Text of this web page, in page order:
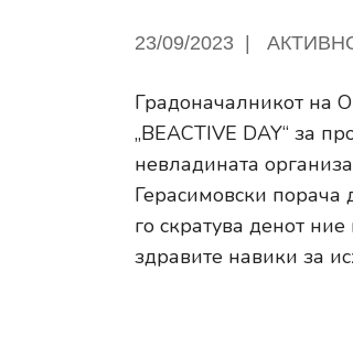
23/09/2023
Градоначалникот на
„BEACTIVE DAY“ за
невладината
Герасимовски порача
го скратува денот
здравите навики за